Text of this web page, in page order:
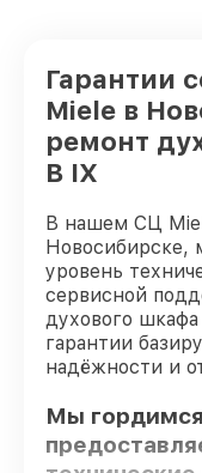
Гарантии
Miele в
ремонт
B IX
В нашем СЦ
Новосибирске,
уровень
сервисной
духового
гарантии
надёжности и
Мы